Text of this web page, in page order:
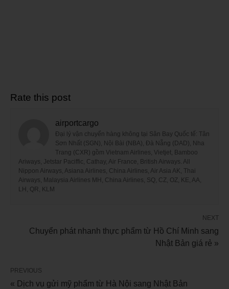
Rate this post
airportcargo
Đại lý vận chuyển hàng không tại Sân Bay Quốc tế: Tân
Sơn Nhất (SGN), Nội Bài (NBA), Đà Nẵng (DAD), Nha
Trang (CXR) gồm Vietnam Airlines, Vietjet, Bamboo
Ariways, Jetstar Paciffic, Cathay, Air France, British Airways. All
Nippon Airways, Asiana Airlines, China Airlines, Air Asia AK, Thai
Airways, Malaysia Airlines MH, China Airlines, SQ, CZ, OZ, KE, AA,
LH, QR, KLM
NEXT
Chuyển phát nhanh thực phẩm từ Hồ Chí Minh sang
Nhật Bản giá rẻ »
PREVIOUS
« Dịch vụ gửi mỹ phẩm từ Hà Nội sang Nhật Bản